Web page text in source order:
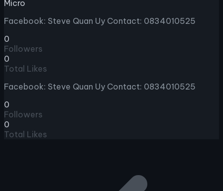
Micro
Facebook: Steve Quan Uy Contact: 0834010525
0
Followers
0
Total Likes
Facebook: Steve Quan Uy Contact: 0834010525
0
Followers
0
Total Likes